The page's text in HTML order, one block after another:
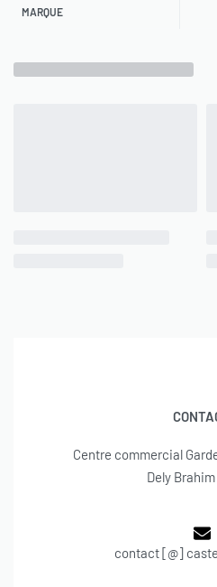
MARQUE
Centre commercial
Dely
contact [@]